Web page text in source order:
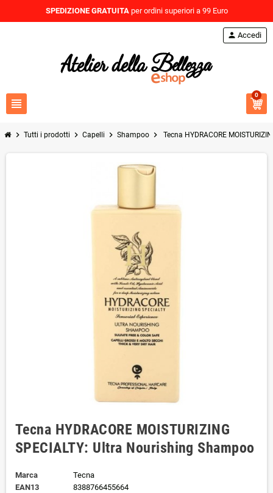
SPEDIZIONE GRATUITAper ordini superiori a 99 Euro
view_headline
person Accedi
0
chevron_right Tutti i prodotti chevron_right Capelli chevron_right Shampoo chevron_right Tecna HYDRACORE
Tecna HYDRACORE MOISTURIZING
SPECIALTY: Ultra Nourishing Shampoo
Marca
Tecna
EAN13
8388766455664